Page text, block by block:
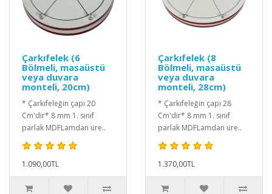
Çarkıfelek (6
Bölmeli, masaüstü
veya duvara
monteli, 20cm)
* Çarkıfeleğin çapı 20
Cm'dir* 8 mm 1. sınıf
parlak MDFLamdan üre..
1.090,00TL
Çarkıfelek (8
Bölmeli, masaüstü
veya duvara
monteli, 28cm)
* Çarkıfeleğin çapı 28
Cm'dir* 8 mm 1. sınıf
parlak MDFLamdan üre..
1.370,00TL